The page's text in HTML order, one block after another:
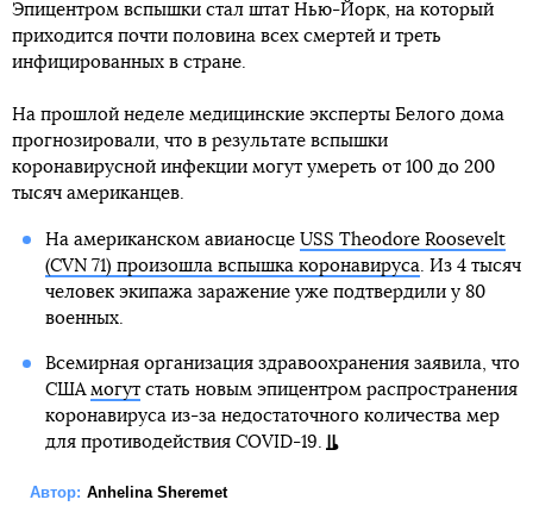
Эпицентром вспышки стал штат Нью-Йорк, на который
приходится почти половина всех смертей и треть
инфицированных в стране.
На прошлой неделе медицинские эксперты Белого дома
прогнозировали, что в результате вспышки
коронавирусной инфекции могут умереть от 100 до 200
тысяч американцев.
На американском авианосце USS Theodore Roosevelt
(CVN 71) произошла вспышка коронавируса. Из 4 тысяч
человек экипажа заражение уже подтвердили у 80
военных.
Всемирная организация здравоохранения заявила, что
США могутстать новым эпицентром распространения
коронавируса из-за недостаточного количества мер
для противодействия COVID-19.
Автор: Anhelina Sheremet